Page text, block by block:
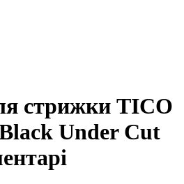
стрижки TICO
Under Cut